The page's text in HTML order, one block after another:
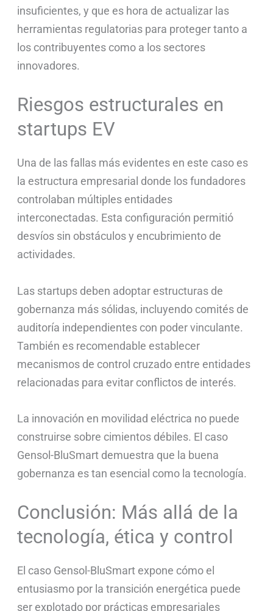
insuficientes, y que es hora de actualizar las
herramientas regulatorias para proteger tanto a
los contribuyentes como a los sectores
innovadores.
Riesgos estructurales en
startups EV
Una de las fallas más evidentes en este caso es
la estructura empresarial donde los fundadores
controlaban múltiples entidades
interconectadas. Esta configuración permitió
desvíos sin obstáculos y encubrimiento de
actividades.
Las startups deben adoptar estructuras de
gobernanza más sólidas, incluyendo comités de
auditoría independientes con poder vinculante.
También es recomendable establecer
mecanismos de control cruzado entre entidades
relacionadas para evitar conflictos de interés.
La innovación en movilidad eléctrica no puede
construirse sobre cimientos débiles. El caso
Gensol-BluSmart demuestra que la buena
gobernanza es tan esencial como la tecnología.
Conclusión: Más allá de la
tecnología, ética y control
El caso Gensol-BluSmart expone cómo el
entusiasmo por la transición energética puede
ser explotado por prácticas empresariales